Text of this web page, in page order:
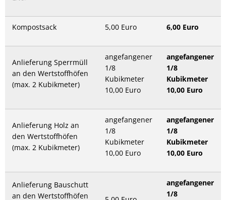
Kompostsack 5,00 Euro 6,00 Euro
Anlieferung Sperrmüll
an den Wertstoffhöfen
(max. 2 Kubikmeter)
angefangener
1/8
Kubikmeter
10,00 Euro
angefangener
1/8
Kubikmeter
10,00 Euro
Anlieferung Holz an
den Wertstoffhöfen
(max. 2 Kubikmeter)
angefangener
1/8
Kubikmeter
10,00 Euro
angefangener
1/8
Kubikmeter
10,00 Euro
Anlieferung Bauschutt
an den Wertstoffhöfen
angefangener
1/8